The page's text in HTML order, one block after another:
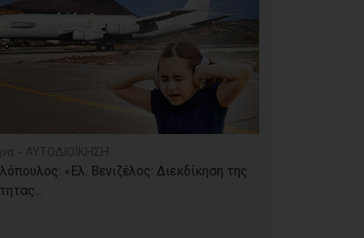
«Ελ. Βενιζέλος: Διεκδίκηση της